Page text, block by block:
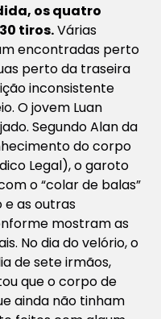
os quatro
tiros.Várias
encontradas perto
perto da traseira
inconsistente
O jovem Luan
Segundo Alan da
do corpo
Legal), o garoto
o “colar de balas”
e as outras
mostram as
No dia do velório, o
de sete irmãos,
que o corpo de
ainda não tinham